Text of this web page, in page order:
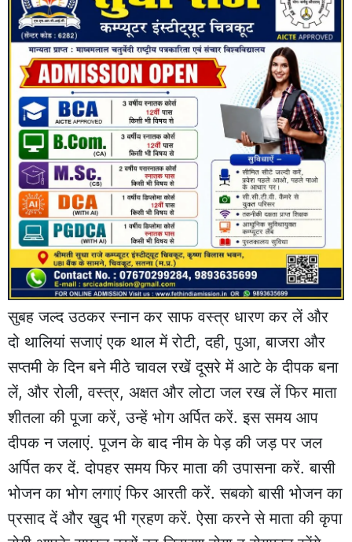
सुबह जल्द उठकर स्नान कर साफ वस्त्र धारण कर लें और
दो थालियां सजाएं एक थाल में रोटी, दही, पुआ, बाजरा और
सप्तमी के दिन बने मीठे चावल रखें दूसरे में आटे के दीपक बना
लें, और रोली, वस्त्र, अक्षत और लोटा जल रख लें फिर माता
शीतला की पूजा करें, उन्हें भोग अर्पित करें. इस समय आप
दीपक न जलाएं. पूजन के बाद नीम के पेड़ की जड़ पर जल
अर्पित कर दें. दोपहर समय फिर माता की उपासना करें. बासी
भोजन का भोग लगाएं फिर आरती करें. सबको बासी भोजन का
प्रसाद दें और खुद भी ग्रहण करें. ऐसा करने से माता की कृपा